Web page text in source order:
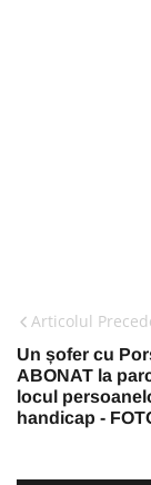
Articolul
Un șofer cu
ABONAT la
locul
handicap -